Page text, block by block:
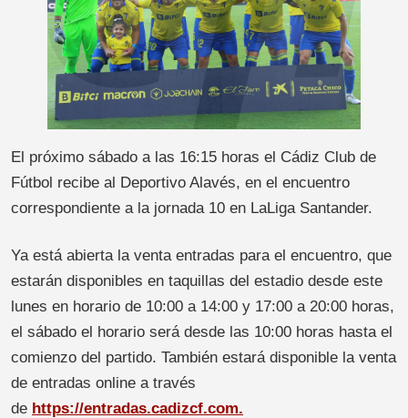
El próximo sábado a las 16:15 horas el Cádiz Club de
Fútbol recibe al Deportivo Alavés, en el encuentro
correspondiente a la jornada 10 en LaLiga Santander.
Ya está abierta la venta entradas para el encuentro, que
estarán disponibles en taquillas del estadio desde este
lunes en horario de 10:00 a 14:00 y 17:00 a 20:00 horas,
el sábado el horario será desde las 10:00 horas hasta el
comienzo del partido. También estará disponible la venta
de entradas online a través
de https://entradas.cadizcf.com.